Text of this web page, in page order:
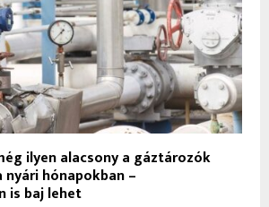
ilyen alacsony a gáztározók
hónapokban –
is baj lehet